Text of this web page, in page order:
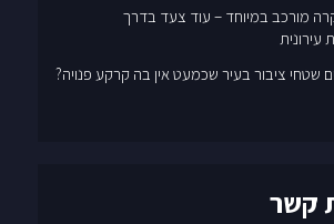
מורכב במיוחד – עוד צעד בדרך
שטחי ציבור בעיר שכמעט אין בה קרקע פנויה?
קשר